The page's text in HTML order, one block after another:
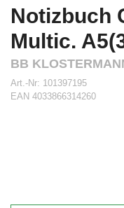
Notizbuch
Multic.
BB
Art.-Nr: 101397195
EAN 4033866314260